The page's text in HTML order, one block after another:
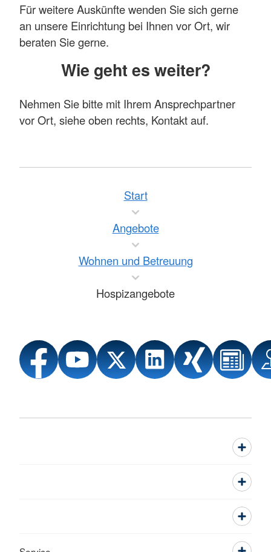
Für weitere Auskünfte wenden Sie sich gerne
an unsere Einrichtung bei Ihnen vor Ort, wir
beraten Sie gerne.
Wie geht es weiter?
Nehmen Sie bitte mit Ihrem Ansprechpartner
vor Ort, siehe oben rechts, Kontakt auf.
Start
Angebote
Wohnen und Betreuung
Hospizangebote